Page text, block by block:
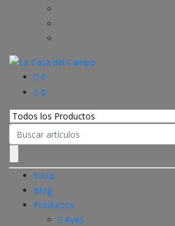
0
0
Search
for:
Inicio
Blog
Productos
Aves